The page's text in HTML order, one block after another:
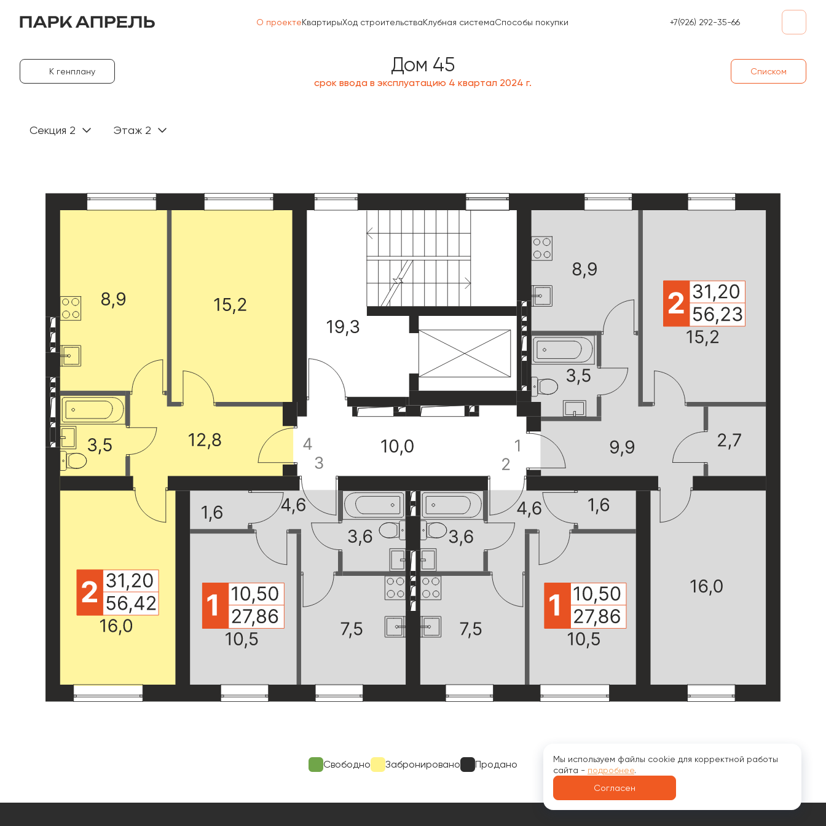
О проектеКвартирыХод строительстваКлубная системаСпособы покупки +7(926) 292-35-66
К генплану Дом 45
срок ввода в эксплуатацию 4 квартал 2024 г.
Списком
Секция 2 Этаж 2
Свободно Забронировано Продано
Мы используем файлы cookie для корректной работы
сайта - подробнее.
Согласен